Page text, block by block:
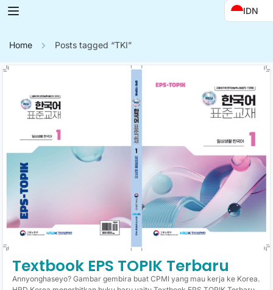
IDN
Home Posts tagged “TKI”
Textbook EPS TOPIK Terbaru
Annyonghaseyo? Gambar gembira buat CPMI yang mau kerja ke Korea.